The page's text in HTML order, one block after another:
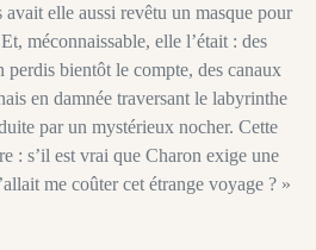
elle aussi revêtu un masque pour
méconnaissable, elle l’était : des
perdis bientôt le compte, des canaux
en damnée traversant le labyrinthe
par un mystérieux nocher. Cette
: s’il est vrai que Charon exige une
me coûter cet étrange voyage ? »